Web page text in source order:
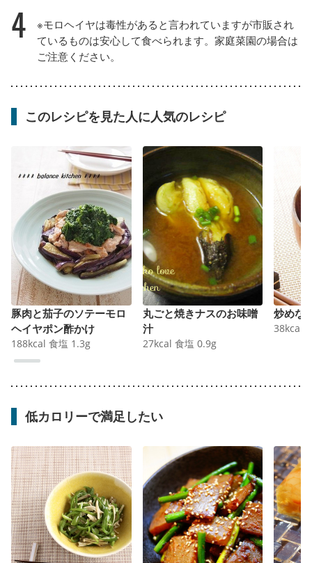
4
※モロヘイヤは毒性があると言われていますが市販され
ているものは安心して食べられます。家庭菜園の場合は
ご注意ください。
このレシピを見た人に人気のレシピ
豚肉と茄子のソテーモロ
ヘイヤポン酢かけ
188kcal 食塩 1.3g
丸ごと焼きナスのお味噌
汁
27kcal 食塩 0.9g
炒めな
38kcal
低カロリーで満足したい